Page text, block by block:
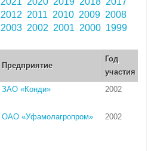
2012 2011 2010 2009 2008
2003 2002 2001 2000 1999
Предприятие
Год
участия
ЗАО «Конди» 2002
ОАО «Уфамолагропром» 2002